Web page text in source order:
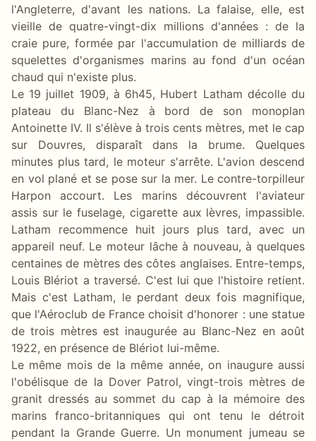
l'Angleterre, d'avant les nations. La falaise, elle, est
vieille de quatre-vingt-dix millions d'années : de la
craie pure, formée par l'accumulation de milliards de
squelettes d'organismes marins au fond d'un océan
chaud qui n'existe plus.
Le 19 juillet 1909, à 6h45, Hubert Latham décolle du
plateau du Blanc-Nez à bord de son monoplan
Antoinette IV. Il s'élève à trois cents mètres, met le cap
sur Douvres, disparaît dans la brume. Quelques
minutes plus tard, le moteur s'arrête. L'avion descend
en vol plané et se pose sur la mer. Le contre-torpilleur
Harpon accourt. Les marins découvrent l'aviateur
assis sur le fuselage, cigarette aux lèvres, impassible.
Latham recommence huit jours plus tard, avec un
appareil neuf. Le moteur lâche à nouveau, à quelques
centaines de mètres des côtes anglaises. Entre-temps,
Louis Blériot a traversé. C'est lui que l'histoire retient.
Mais c'est Latham, le perdant deux fois magnifique,
que l'Aéroclub de France choisit d'honorer : une statue
de trois mètres est inaugurée au Blanc-Nez en août
1922, en présence de Blériot lui-même.
Le même mois de la même année, on inaugure aussi
l'obélisque de la Dover Patrol, vingt-trois mètres de
granit dressés au sommet du cap à la mémoire des
marins franco-britanniques qui ont tenu le détroit
pendant la Grande Guerre. Un monument jumeau se